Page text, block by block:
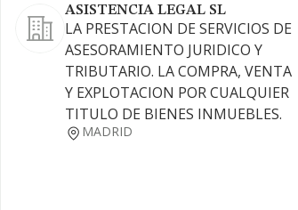
ASISTENCIA LEGAL SL
LA PRESTACION DE SERVICIOS DE
ASESORAMIENTO JURIDICO Y
TRIBUTARIO. LA COMPRA, VENTA
Y EXPLOTACION POR CUALQUIER
TITULO DE BIENES INMUEBLES.
MADRID